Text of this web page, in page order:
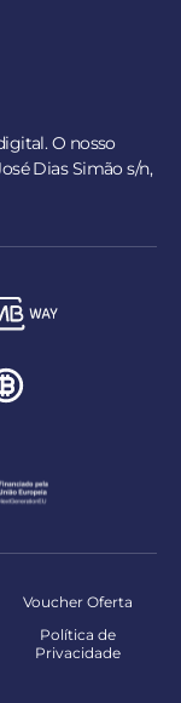
O nosso
Dias Simão s/n,
Voucher Oferta
Política de
Privacidade